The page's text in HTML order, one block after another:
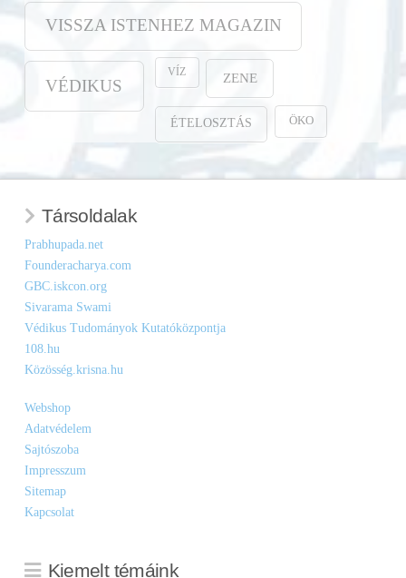
VISSZA ISTENHEZ MAGAZIN
VÉDIKUS
VÍZ ZENE
ÉTELOSZTÁS ÖKO
Társoldalak
Prabhupada.net
Founderacharya.com
GBC.iskcon.org
Sivarama Swami
Védikus Tudományok Kutatóközpontja
108.hu
Közösség.krisna.hu
Webshop
Adatvédelem
Sajtószoba
Impresszum
Sitemap
Kapcsolat
Kiemelt témáink